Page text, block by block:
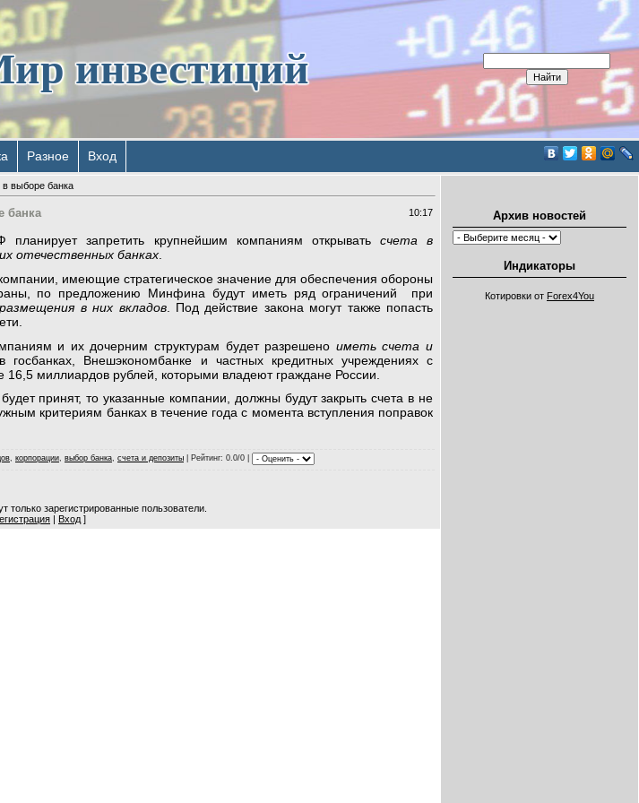
инвестиций
Разное Вход
выборе банка
банка 10:17
планирует запретить крупнейшим компаниям открыватьсчета в
отечественных банках.
имеющие стратегическое значение для обеспечения обороны
по предложению Минфина будут иметь ряд ограничений при
в них вкладов. Под действие закона могут также попасть
и их дочерним структурам будет разрешено иметь счета и
госбанках, Внешэкономбанке и частных кредитных учреждениях с
16,5 миллиардов рублей, которыми владеют граждане России.
принят, то указанные компании, должны будут закрыть счета в не
критериям банках в течение года с момента вступления поправок
, корпорации, выбор банка, счета и депозиты Рейтинг: 0.0/0 |
только зарегистрированные пользователи.
| Вход ]
Архив новостей
Индикаторы
Котировки от Forex4You